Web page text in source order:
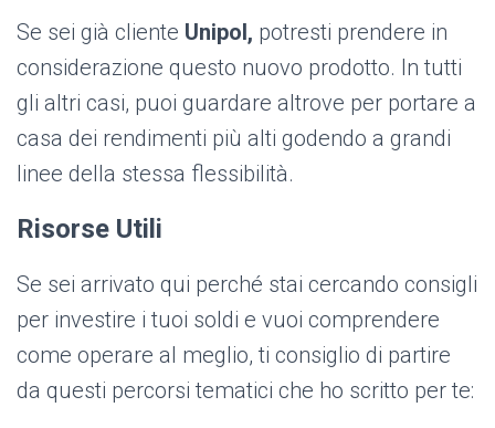
Se sei già cliente Unipol, potresti prendere in
considerazione questo nuovo prodotto. In tutti
gli altri casi, puoi guardare altrove per portare a
casa dei rendimenti più alti godendo a grandi
linee della stessa flessibilità.
Risorse Utili
Se sei arrivato qui perché stai cercando consigli
per investire i tuoi soldi e vuoi comprendere
come operare al meglio, ti consiglio di partire
da questi percorsi tematici che ho scritto per te: